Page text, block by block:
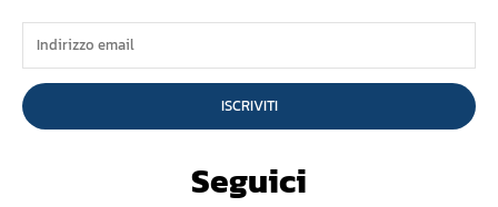
ISCRIVITI
Seguici